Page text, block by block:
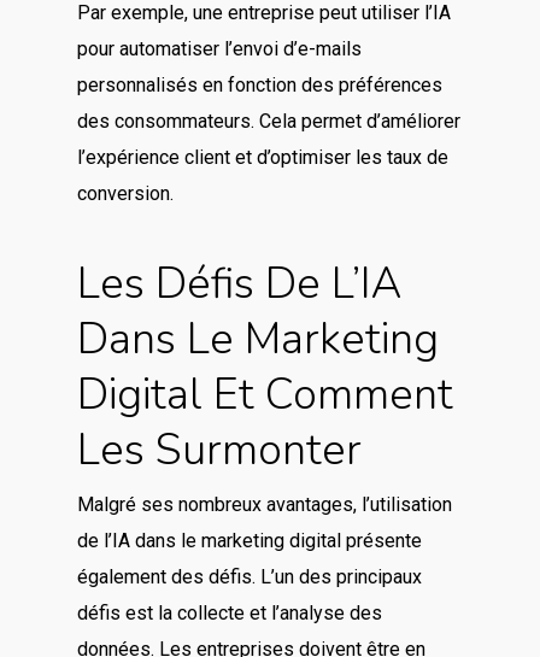
Par exemple, une entreprise peut utiliser l’IA
pour automatiser l’envoi d’e-mails
personnalisés en fonction des préférences
des consommateurs. Cela permet d’améliorer
l’expérience client et d’optimiser les taux de
conversion.
Les Défis De L’IA
Dans Le Marketing
Digital Et Comment
Les Surmonter
Malgré ses nombreux avantages, l’utilisation
de l’IA dans le marketing digital présente
également des défis. L’un des principaux
défis est la collecte et l’analyse des
données. Les entreprises doivent être en